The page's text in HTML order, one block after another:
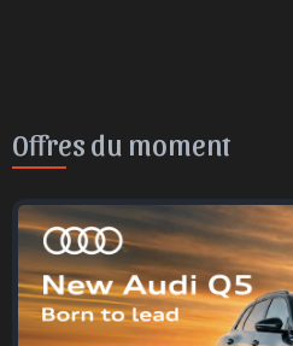
Offres du moment